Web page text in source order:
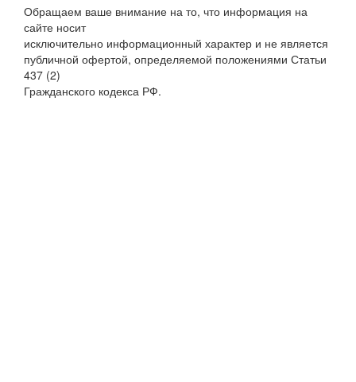
Обращаем ваше внимание на то, что информация на
сайте носит
исключительно информационный характер и не является
публичной офертой, определяемой положениями Статьи
437 (2)
Гражданского кодекса РФ.